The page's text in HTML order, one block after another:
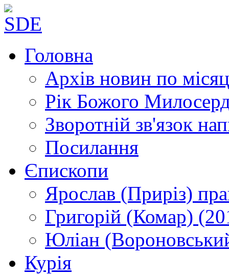
Головна
Архів новин по
Рік Божого
Зворотній зв'язок
Посилання
Єпископи
Ярослав (Приріз)
Григорій (Комар)
Юліан
Курія